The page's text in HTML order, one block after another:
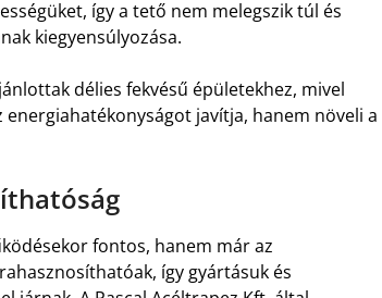
így a tető nem melegszik túl és
kiegyensúlyozása.
délies fekvésű épületekhez, mivel
javítja, hanem növeli a
fontos, hanem már az
így gyártásuk és